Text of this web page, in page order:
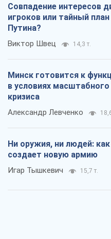
Совпадение интересов
игроков или тайный
Путина?
Виктор Швец 14,3 т.
Минск готовится к
в условиях масштабного
кризиса
Александр Левченко
Ни оружия, ни людей:
создает новую армию
Игар Тышкевич 15,7 т.